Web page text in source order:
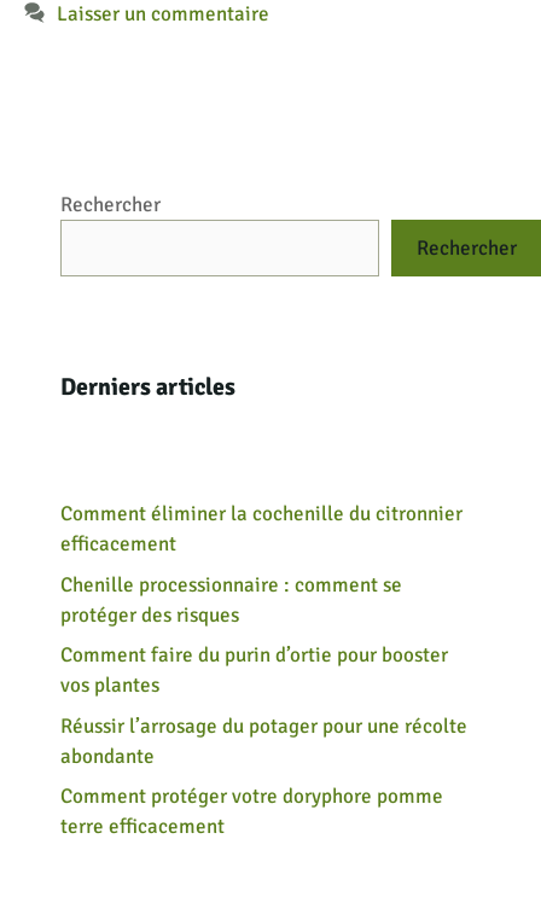
Laisser un commentaire
Rechercher
Rechercher
Derniers articles
Comment éliminer la cochenille du citronnier
efficacement
Chenille processionnaire : comment se
protéger des risques
Comment faire du purin d’ortie pour booster
vos plantes
Réussir l’arrosage du potager pour une récolte
abondante
Comment protéger votre doryphore pomme
terre efficacement